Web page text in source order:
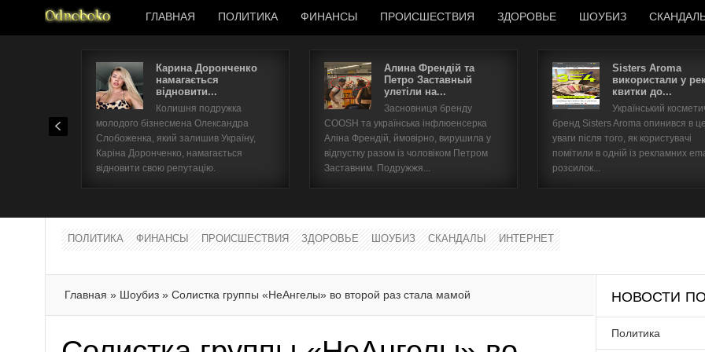
ГЛАВНАЯ ПОЛИТИКА ФИНАНСЫ ПРОИСШЕСТВИЯ ЗДОРОВЬЕ ШОУБИЗ
Карина Доронченко
намагається
відновити...
Колишня подружка
молодого бізнесмена Олександра
Слобоженка, який залишив Україну,
Каріна Доронченко, намагається
відновити свою репутацію.
Алина Френдій та
Петро Заставный
улетіли на...
Засновниця бренду
COOSH та українська інфлюенсерка
Аліна Френдій, ймовірно, вирушила у
відпустку разом із чоловіком Петром
Заставним. Подружжя...
Sisters Aroma
використали у
квитки до...
Український
бренд Sisters Aroma опинився в
уваги після того, як користувачі
помітили в одній із рекламних
розсилок...
ПОЛИТИКА ФИНАНСЫ ПРОИСШЕСТВИЯ ЗДОРОВЬЕ ШОУБИЗ СКАНДАЛЫ ИНТЕРНЕТ
Главная » Шоубиз » Солистка группы «НеАнгелы» во второй раз стала мамой НОВОСТИ
Политика
Имя пользователя
Забыли имя пользователя?